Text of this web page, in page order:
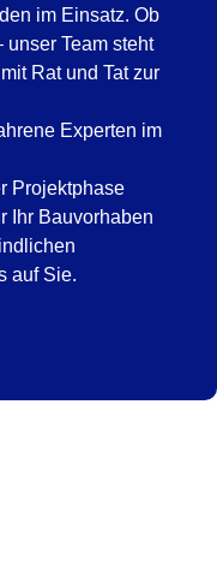
im Einsatz. Ob
Team steht
Rat und Tat zur
Experten im
Projektphase
Ihr Bauvorhaben
auf Sie.